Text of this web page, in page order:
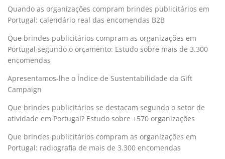
Quando as organizações compram brindes publicitários em
Portugal: calendário real das encomendas B2B
Que brindes publicitários compram as organizações em
Portugal segundo o orçamento: Estudo sobre mais de 3.300
encomendas
Apresentamos-lhe o Índice de Sustentabilidade da Gift
Campaign
Que brindes publicitários se destacam segundo o setor de
atividade em Portugal? Estudo sobre +570 organizações
Que brindes publicitários compram as organizações em
Portugal: radiografia de mais de 3.300 encomendas